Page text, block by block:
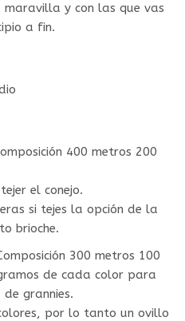
y con las que vas
a fin.
400 metros 200
el conejo.
si tejes la opción de la
brioche.
300 metros 100
de cada color para
grannies.
por lo tanto un ovillo